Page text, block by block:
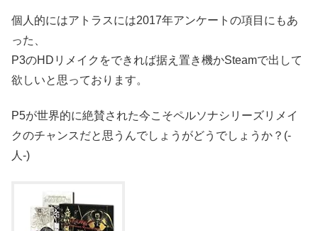
個人的にはアトラスには2017年アンケートの項目にもあ
った、
P3のHDリメイクをできれば据え置き機かSteamで出して
欲しいと思っております。
P5が世界的に絶賛された今こそペルソナシリーズリメイ
クのチャンスだと思うんでしょうがどうでしょうか？(-
人-)